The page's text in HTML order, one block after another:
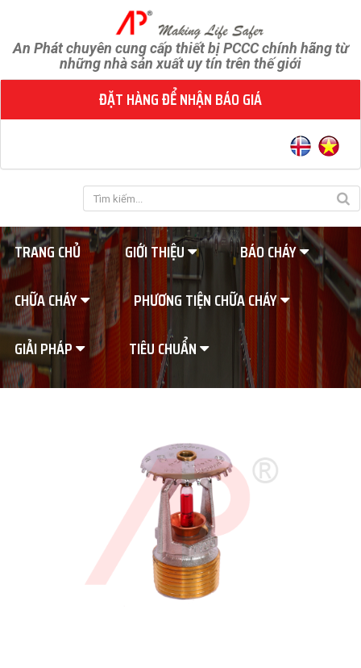
An Phát chuyên cung cấp thiết bị PCCC chính hãng từ
những nhà sản xuất uy tín trên thế giới
ĐẶT HÀNG ĐỂ NHẬN BÁO GIÁ
TRANG CHỦ GIỚI THIỆU
BÁO CHÁY
CHỮA CHÁY
PHƯƠNG TIỆN CHỮA CHÁY
GIẢI PHÁP
TIÊU CHUẨN